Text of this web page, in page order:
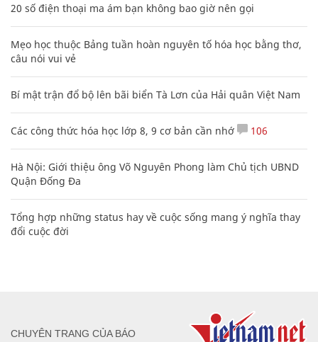
20 số điện thoại ma ám bạn không bao giờ nên gọi
Mẹo học thuộc Bảng tuần hoàn nguyên tố hóa học bằng thơ,
câu nói vui vẻ
Bí mật trận đổ bộ lên bãi biển Tà Lơn của Hải quân Việt Nam
Các công thức hóa học lớp 8, 9 cơ bản cần nhớ 106
Hà Nội: Giới thiệu ông Võ Nguyên Phong làm Chủ tịch UBND
Quận Đống Đa
Tổng hợp những status hay về cuộc sống mang ý nghĩa thay
đổi cuộc đời
CHUYÊN TRANG CỦA BÁO